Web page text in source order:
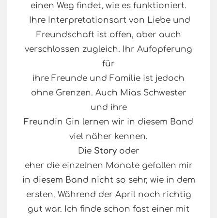
einen Weg findet, wie es funktioniert.
Ihre Interpretationsart von Liebe und
Freundschaft ist offen, aber auch
verschlossen zugleich. Ihr Aufopferung
für
ihre Freunde und Familie ist jedoch
ohne Grenzen. Auch Mias Schwester
und ihre
Freundin Gin lernen wir in diesem Band
viel näher kennen.
Die Storyoder
eher die einzelnen Monate gefallen mir
in diesem Band nicht so sehr, wie in dem
ersten. Während der April noch richtig
gut war. Ich finde schon fast einer mit